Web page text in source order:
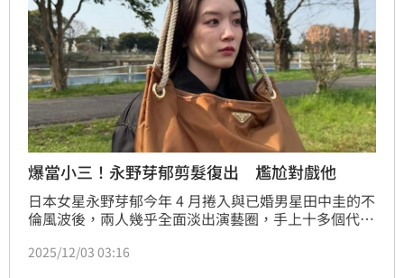
爆當小三！永野芽郁剪髮復出 尷尬對戲他
日本女星永野芽郁今年 4 月捲入與已婚男星田中圭的不
倫風波後，兩人幾乎全面淡出演藝圈，手上十多個代言
她藉新作「復出」。如今消息正式公布，她將主演
2025/12/03 03:16